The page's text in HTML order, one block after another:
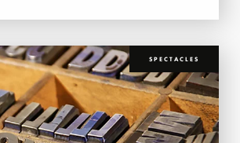
SPECTACLES